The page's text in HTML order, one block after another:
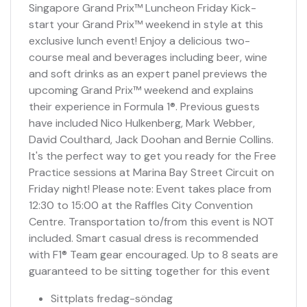
Singapore Grand Prix™ Luncheon Friday Kick-
start your Grand Prix™ weekend in style at this
exclusive lunch event! Enjoy a delicious two-
course meal and beverages including beer, wine
and soft drinks as an expert panel previews the
upcoming Grand Prix™ weekend and explains
their experience in Formula 1®. Previous guests
have included Nico Hulkenberg, Mark Webber,
David Coulthard, Jack Doohan and Bernie Collins.
It's the perfect way to get you ready for the Free
Practice sessions at Marina Bay Street Circuit on
Friday night! Please note: Event takes place from
12:30 to 15:00 at the Raffles City Convention
Centre. Transportation to/from this event is NOT
included. Smart casual dress is recommended
with F1® Team gear encouraged. Up to 8 seats are
guaranteed to be sitting together for this event
Sittplats fredag-söndag